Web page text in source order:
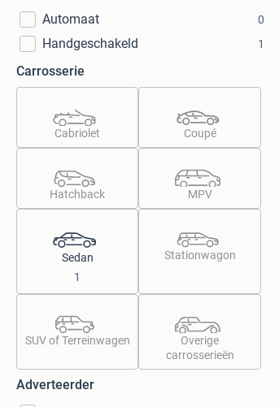
Automaat
0
Handgeschakeld 1
Carrosserie
Cabriolet Coupé
Hatchback MPV
Sedan
1
Stationwagon
SUV of Terreinwagen
Overige
carrosserieën
Adverteerder